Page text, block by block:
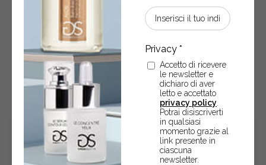
Accetto di ricevere
le newsletter e
dichiaro di aver
letto e accettato
privacy policy
Potrai disiscriverti
in qualsiasi
momento grazie al
link presente in
ciascuna
newsletter.
POTREBBERO ANCHE
INTERESSARTI